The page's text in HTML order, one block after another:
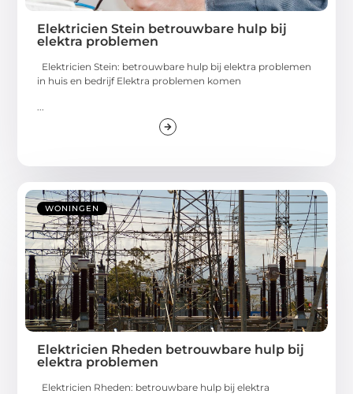
Elektricien Stein betrouwbare hulp bij
elektra problemen
Elektricien Stein: betrouwbare hulp bij elektra problemen
in huis en bedrijf Elektra problemen komen
WONINGEN
Elektricien Rheden betrouwbare hulp bij
elektra problemen
Elektricien Rheden: betrouwbare hulp bij elektra